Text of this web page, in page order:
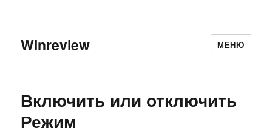
Winreview МЕНЮ
Включить или отключить
Режим